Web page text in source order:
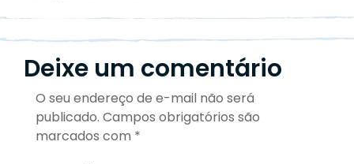
Deixe um comentário
O seu endereço de e-mail não será
publicado. Campos obrigatórios são
marcados com *